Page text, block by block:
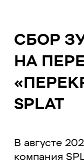
СБОР
НА
SPLAT
В августе
компания